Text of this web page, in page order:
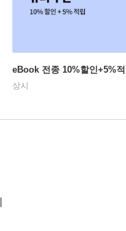
eBook 전종 10%할인+5%
상시